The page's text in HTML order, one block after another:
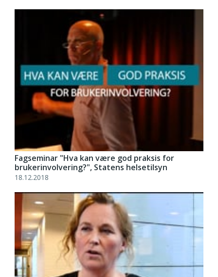
Fagseminar "Hva kan være god praksis for
brukerinvolvering?", Statens helsetilsyn
18.12.2018